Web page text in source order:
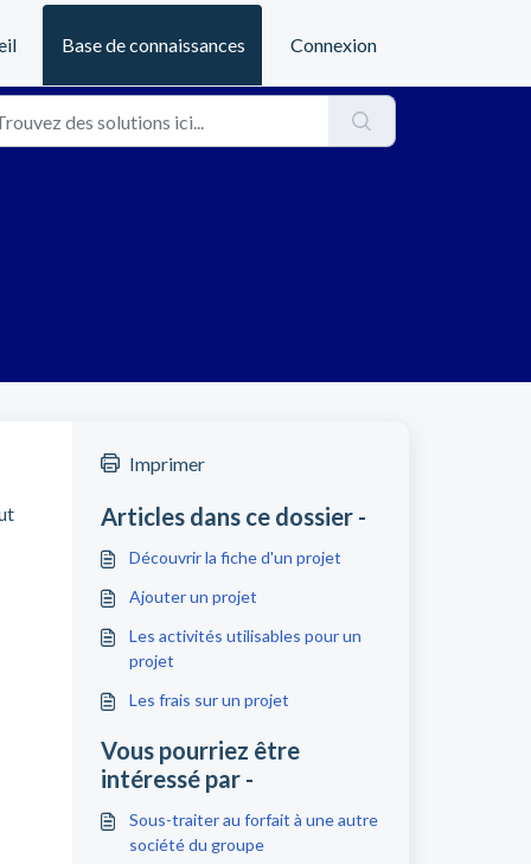
Base de connaissances Connexion
Imprimer
Articles dans ce dossier -
Découvrir la fiche d'un projet
Ajouter un projet
Les activités utilisables pour un
projet
Les frais sur un projet
Vous pourriez être
intéressé par -
Sous-traiter au forfait à une autre
société du groupe